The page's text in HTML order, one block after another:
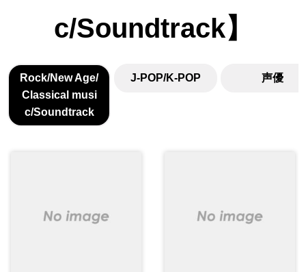
c/Soundtrack】
Rock/New Age/
Classical musi
c/Soundtrack
J-POP/K-POP 声優